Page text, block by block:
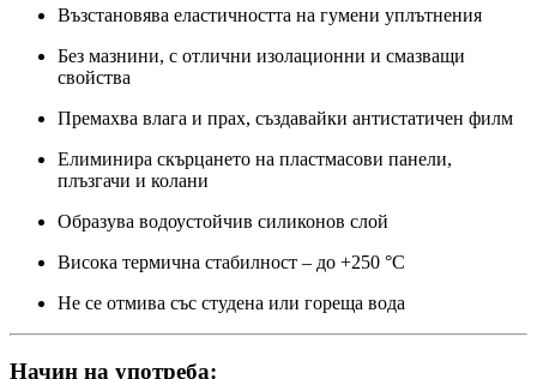
Възстановява еластичността на гумени уплътнения
Без мазнини, с отлични изолационни и смазващи
свойства
Премахва влага и прах, създавайки антистатичен филм
Елиминира скърцането на пластмасови панели,
плъзгачи и колани
Образува водоустойчив силиконов слой
Висока термична стабилност – до +250 °C
Не се отмива със студена или гореща вода
Начин на употреба: